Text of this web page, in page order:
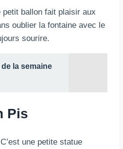
ballon fait plaisir aux
oublier la fontaine avec le
sourire.
de la semaine
Pis
une petite statue